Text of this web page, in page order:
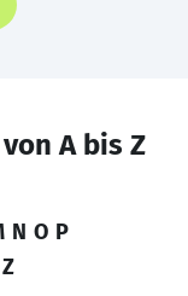
A bis Z
N O P
Z